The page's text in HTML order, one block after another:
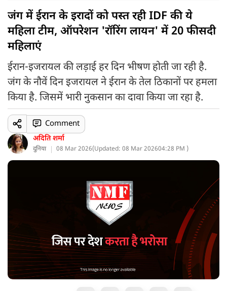
जंग में ईरान के इरादों को पस्त रही IDF की ये
महिला टीम, ऑपरेशन 'रॉरिंग लायन' में 20 फीसदी
महिलाएं
ईरान-इजरायल की लड़ाई हर दिन भीषण होती जा रही है.
जंग के नौवें दिन इजरायल ने ईरान के तेल ठिकानों पर हमला
किया है. जिसमें भारी नुकसान का दावा किया जा रहा है.
अदिति शर्मा
दुनिया 08 Mar 2026(Updated: 08 Mar 202604:28 PM )
Comment